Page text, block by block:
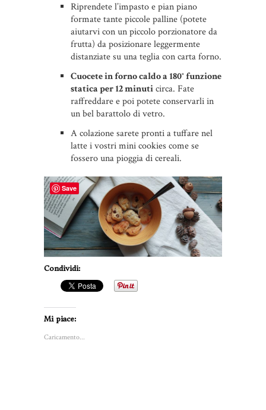
Riprendete l’impasto e pian piano
formate tante piccole palline (potete
aiutarvi con un piccolo porzionatore da
frutta) da posizionare leggermente
distanziate su una teglia con carta forno.
Cuocete in forno caldo a 180° funzione
statica per 12 minuticirca. Fate
raffreddare e poi potete conservarli in
un bel barattolo di vetro.
A colazione sarete pronti a tuffare nel
latte i vostri mini cookies come se
fossero una pioggia di cereali.
Condividi:
Mi piace:
Caricamento...
Save